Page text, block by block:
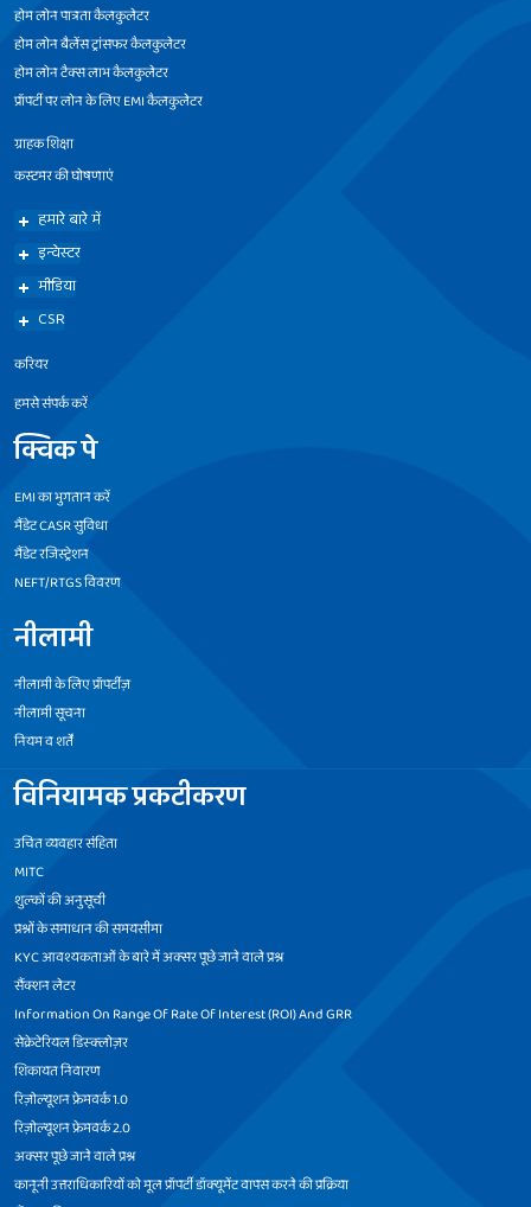
होम लोन पात्रता कैलकुलेटर
होम लोन बैलेंस ट्रांसफर कैलकुलेटर
होम लोन टैक्स लाभ कैलकुलेटर
प्रॉपर्टी पर लोन के लिए EMI कैलकुलेटर
ग्राहक शिक्षा
कस्टमर की घोषणाएं
हमारे बारे में
इन्वेस्टर
मीडिया
CSR
करियर
हमसे संपर्क करें
क्विक पे
EMI का भुगतान करें
मैंडेट CASR सुविधा
मैंडेट रजिस्ट्रेशन
NEFT/RTGS विवरण
नीलामी
नीलामी के लिए प्रॉपर्टीज़
नीलामी सूचना
नियम व शर्तें
विनियामक प्रकटीकरण
उचित व्यवहार संहिता
MITC
शुल्कों की अनुसूची
प्रश्नों के समाधान की समयसीमा
KYC आवश्यकताओं के बारे में अक्सर पूछे जाने वाले प्रश्न
सैंक्शन लेटर
Information On Range Of Rate Of Interest (ROI) And GRR
सेक्रेटेरियल डिस्क्लोज़र
शिकायत निवारण
रिज़ोल्यूशन फ्रेमवर्क 1.0
रिज़ोल्यूशन फ्रेमवर्क 2.0
अक्सर पूछे जाने वाले प्रश्न
कानूनी उत्तराधिकारियों को मूल प्रॉपर्टी डॉक्यूमेंट वापस करने की प्रक्रिया